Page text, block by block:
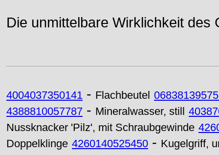
Die unmittelbare Wirklichkeit des
4004037350141 - Flachbeutel
4388810057787 - Mineralwasser, still
Nussknacker 'Pilz', mit Schraubgewinde
Doppelklinge 4260140525450 - Kugelgriff,